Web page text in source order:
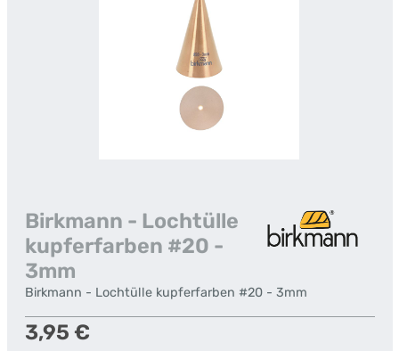
Birkmann - Lochtülle
kupferfarben #20 -
3mm
Birkmann - Lochtülle kupferfarben #20 - 3mm
Regulärer Preis:
3,95 €